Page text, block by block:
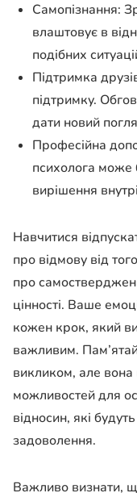
Самопізнання:
влаштовує в
подібних
Підтримка
підтримку.
дати новий
Професійна
психолога
вирішення
Навчитися
про відмову від
про
цінності. Ваше
кожен крок, який
важливим.
викликом, але вона
можливостей для
відносин, які
задоволення.
Важливо визнати,